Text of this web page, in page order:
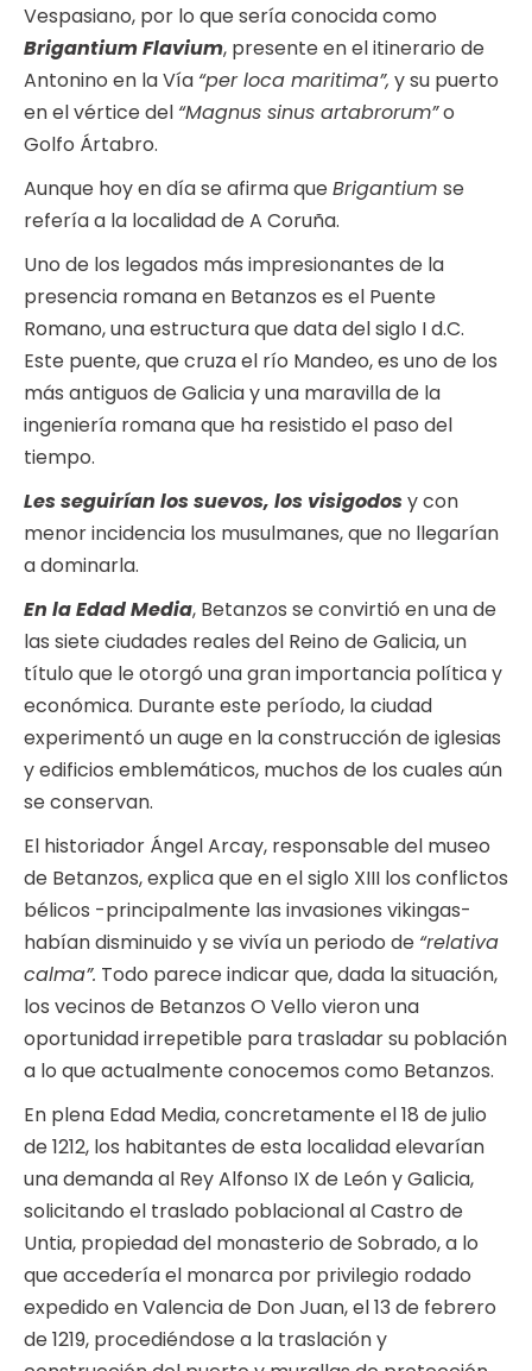
Vespasiano, por lo que sería conocida como
Brigantium Flavium, presente en el itinerario de
Antonino en la Vía “per loca maritima”, y su puerto
en el vértice del “Magnus sinus artabrorum”o
Golfo Ártabro.
Aunque hoy en día se afirma queBrigantium se
refería a la localidad de A Coruña.
Uno de los legados más impresionantes de la
presencia romana en Betanzos es el Puente
Romano, una estructura que data del siglo I d.C.
Este puente, que cruza el río Mandeo, es uno de los
más antiguos de Galicia y una maravilla de la
ingeniería romana que ha resistido el paso del
tiempo.
Les seguirían los suevos, los visigodosy con
menor incidencia los musulmanes, que no llegarían
a dominarla.
En la Edad Media, Betanzos se convirtió en una de
las siete ciudades reales del Reino de Galicia, un
título que le otorgó una gran importancia política y
económica. Durante este período, la ciudad
experimentó un auge en la construcción de iglesias
y edificios emblemáticos, muchos de los cuales aún
se conservan.
El historiador Ángel Arcay, responsable del museo
de Betanzos, explica que en el siglo XIII los conflictos
bélicos -principalmente las invasiones vikingas-
habían disminuido y se vivía un periodo de “relativa
calma”. Todo parece indicar que, dada la situación,
los vecinos de Betanzos O Vello vieron una
oportunidad irrepetible para trasladar su población
a lo que actualmente conocemos como Betanzos.
En plena Edad Media, concretamente el 18 de julio
de 1212, los habitantes de esta localidad elevarían
una demanda al Rey Alfonso IX de León y Galicia,
solicitando el traslado poblacional al Castro de
Untia, propiedad del monasterio de Sobrado, a lo
que accedería el monarca por privilegio rodado
expedido en Valencia de Don Juan, el 13 de febrero
de 1219, procediéndose a la traslación y